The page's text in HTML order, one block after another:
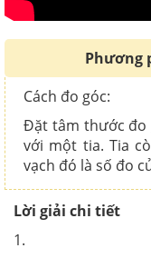
Phương
Cách đo góc:
Đặt tâm thước đo
với một tia. Tia
vạch đó là số đo
Lời giải chi tiết
1.